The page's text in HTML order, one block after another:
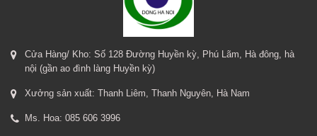
Cửa Hàng/ Kho: Số 128 Đường Huyền kỳ, Phú Lãm, Hà đông, hà
nội (gần ao đình làng Huyền kỳ)
Xưởng sản xuất: Thanh Liêm, Thanh Nguyên, Hà Nam
Ms. Hoa: 085 606 3996